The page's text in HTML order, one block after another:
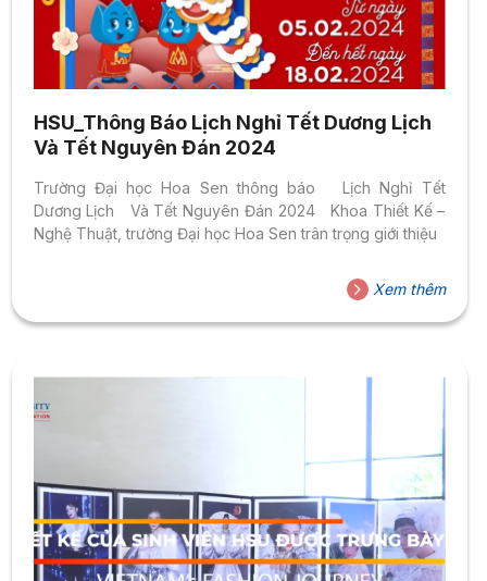
HSU_Thông Báo Lịch Nghỉ Tết Dương Lịch
Và Tết Nguyên Đán 2024
Trường Đại học Hoa Sen thông báo Lịch Nghỉ Tết
Dương Lịch Và Tết Nguyên Đán 2024 Khoa Thiết Kế –
Nghệ Thuật, trường Đại học Hoa Sen trân trọng giới thiệu
Xem thêm